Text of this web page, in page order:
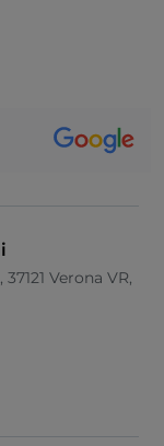
Verona VR,